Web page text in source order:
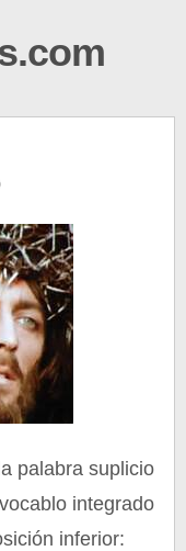
palabra suplicio
integrado
inferior: